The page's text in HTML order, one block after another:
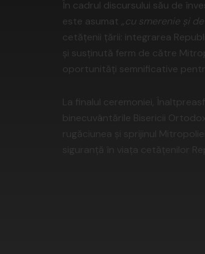
În cadrul discursului său de
este asumat „cu smerenie și
cetățenii țării: integrarea
și susținută ferm de către
oportunități semnificative
La finalul ceremoniei,
binecuvântările Bisericii